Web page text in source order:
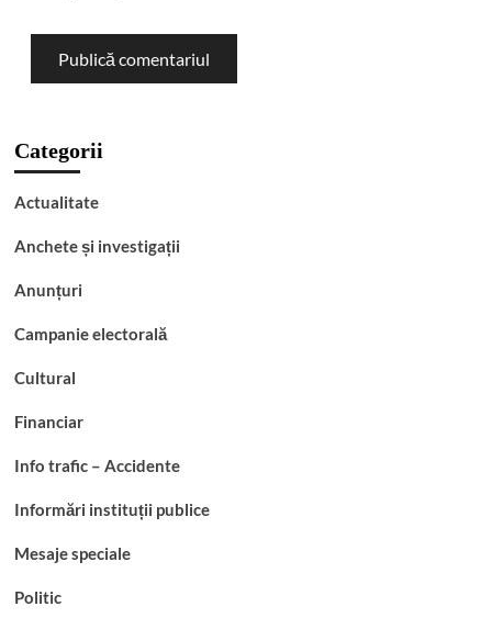
Categorii
Actualitate
Anchete și investigații
Anunțuri
Campanie electorală
Cultural
Financiar
Info trafic – Accidente
Informări instituții publice
Mesaje speciale
Politic